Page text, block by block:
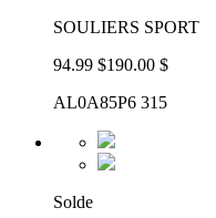
SOULIERS SPORT
94.99 $190.00 $
AL0A85P6 315
Solde